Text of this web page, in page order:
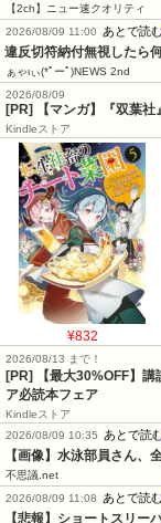
【2ch】ニュー速クオリティ
2026/08/09 11:00 あとで読
違反切符納付無視したら
ぁゃιぃ(*ﾟーﾟ)NEWS 2nd
2026/08/09
[PR] 【マンガ】『双葉
Kindleストア
¥832
2026/08/13 まで！
[PR] 【最大30%OFF】講
ア必読本フェア
Kindleストア
2026/08/09 10:35
あとで読
【画像】水泳部員さん、
不思議.net
2026/08/09 11:08
あとで読
【悲報】ショートスリー